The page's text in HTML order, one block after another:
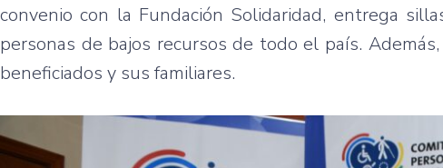
convenio con la Fundación Solidaridad, entrega
personas de bajos recursos de todo el país.
beneficiados y sus familiares.